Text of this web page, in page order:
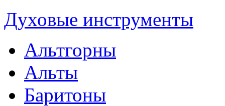
Духовые инструменты
Альтгорны
Альты
Баритоны